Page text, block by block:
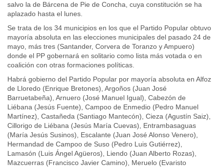
salvo la de Bárcena de Pie de Concha, cuya constitución se ha
aplazado hasta el lunes.
Se trata de los 34 municipios en los que el Partido Popular obtuvo
mayoría absoluta en las elecciones municipales del pasado 24 de
mayo, más tres (Santander, Corvera de Toranzo y Ampuero)
donde el PP gobernará en solitario como lista más votada o en
coalición con otras formaciones políticas.
Habrá gobierno del Partido Popular por mayoría absoluta en Alfoz
de Lloredo (Enrique Bretones), Argoños (Juan José
Barruetabeña), Arnuero (José Manuel Igual), Cabezón de
Liébana (Jesús Fuente), Campoo de Enmedio (Pedro Manuel
Martínez), Castañeda (Santiago Mantecón), Cieza (Agustín Saiz),
Cillorigo de Liébana (Jesús María Cuevas), Entrambasaguas
(María Jesús Susinos), Escalante (Juan José Alonso Venero),
Hermandad de Campoo de Suso (Pedro Luis Gutiérrez),
Lamasón (Luis Ángel Agüeros), Liendo (Juan Alberto Rozas),
Mazcuerras (Francisco Javier Camino), Meruelo (Evaristo